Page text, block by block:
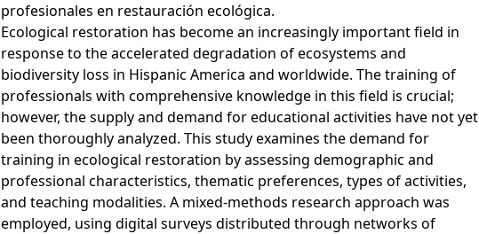
profesionales en restauración ecológica.
Ecological restoration has become an increasingly important field in
response to the accelerated degradation of ecosystems and
biodiversity loss in Hispanic America and worldwide. The training of
professionals with comprehensive knowledge in this field is crucial;
however, the supply and demand for educational activities have not yet
been thoroughly analyzed. This study examines the demand for
training in ecological restoration by assessing demographic and
professional characteristics, thematic preferences, types of activities,
and teaching modalities. A mixed-methods research approach was
employed, using digital surveys distributed through networks of